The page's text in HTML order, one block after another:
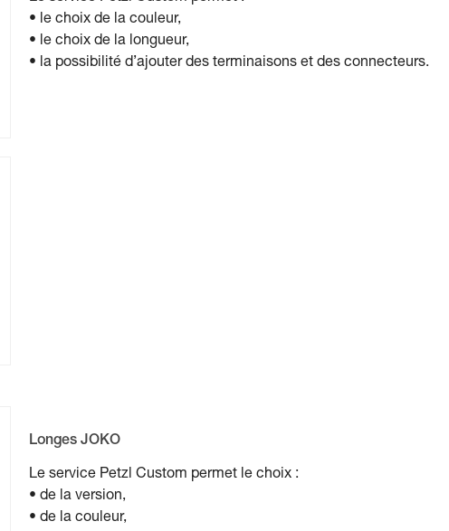
• le choix de la couleur,
• le choix de la longueur,
• la possibilité d’ajouter des terminaisons et des connecteurs.
Longes JOKO
Le service Petzl Custom permet le choix :
• de la version,
• de la couleur,